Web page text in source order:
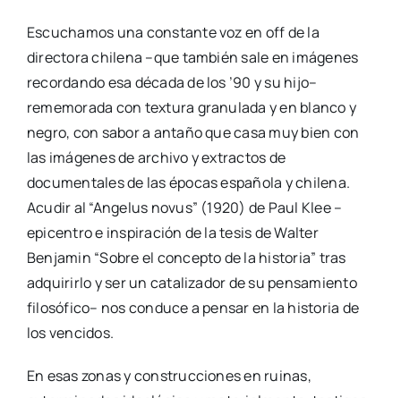
Escuchamos una constante voz en off de la
directora chilena –que también sale en imágenes
recordando esa década de los ’90 y su hijo–
rememorada con textura granulada y en blanco y
negro, con sabor a antaño que casa muy bien con
las imágenes de archivo y extractos de
documentales de las épocas española y chilena.
Acudir al “Angelus novus” (1920) de Paul Klee –
epicentro e inspiración de la tesis de Walter
Benjamin “Sobre el concepto de la historia” tras
adquirirlo y ser un catalizador de su pensamiento
filosófico– nos conduce a pensar en la historia de
los vencidos.
En esas zonas y construcciones en ruinas,